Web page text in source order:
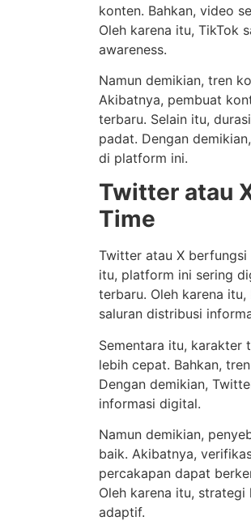
konten. Bahkan, video
Oleh karena itu, TikTok
awareness.
Namun demikian, tren
Akibatnya, pembuat
terbaru. Selain itu,
padat. Dengan
di platform ini.
Twitter atau
Time
Twitter atau X
itu, platform ini sering
terbaru. Oleh karena
saluran distribusi
Sementara itu, karakter
lebih cepat. Bahkan,
Dengan demikian,
informasi digital.
Namun demikian,
baik. Akibatnya,
percakapan dapat
Oleh karena itu,
adaptif.